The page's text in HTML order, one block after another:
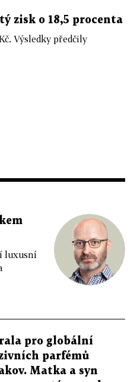
zisk o 18,5 procenta
Výsledky předčily
luxusní
pro globální
parfémů
Matka a syn